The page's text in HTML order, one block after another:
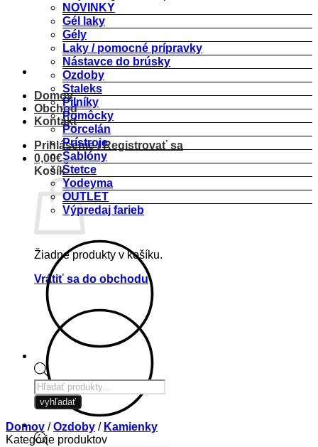
Domov
Obchod
Kontakt
Prihlásenie / Registrovať sa
0,00€
Košík
Žiadne produkty v košíku.
Vrátiť sa do obchodu
NOVINKY
Gél laky
Gély
Laky / pomocné prípravky
Nástavce do brúsky
Ozdoby
Staleks
Pilníky
Pomôcky
Porcelán
Prístroje
Šablóny
Štetce
Yodeyma
OUTLET
Výpredaj farieb
Products
search
vyhľadať
Domov / Ozdoby / Kamienky
Kategórie produktov